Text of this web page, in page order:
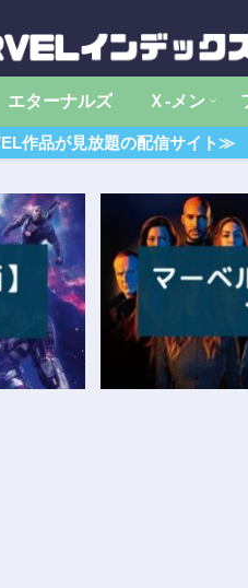
エターナルズ Ｘ‐メン
作品が見放題の配信サイト≫